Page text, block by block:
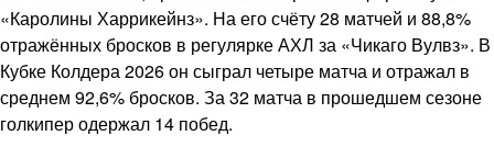
«Каролины Харрикейнз». На его счёту 28 матчей и 88,8%
отражённых бросков в регулярке АХЛ за «Чикаго Вулвз». В
Кубке Колдера 2026 он сыграл четыре матча и отражал в
среднем 92,6% бросков. За 32 матча в прошедшем сезоне
голкипер одержал 14 побед.